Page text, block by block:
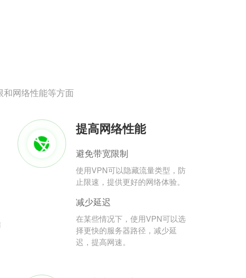
和网络性能等方面
提高网络性能
避免带宽限制
使用VPN可以隐藏流量类型，防
止限速，提供更好的网络体验。
减少延迟
在某些情况下，使用VPN可以选
择更快的服务器路径，减少延
迟，提高网速。